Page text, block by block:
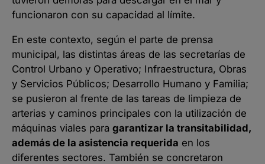
funcionaron con su capacidad al límite.
En este contexto, según el parte de prensa
municipal, las distintas áreas de las secretarías de
Control Urbano y Operativo; Infraestructura, Obras
y Servicios Públicos; Desarrollo Humano y Familia;
se pusieron al frente de las tareas de limpieza de
arterias y caminos principales con la utilización de
máquinas viales para garantizar la transitabilidad,
además de la asistencia requerida en los
diferentes sectores. También se concretaron